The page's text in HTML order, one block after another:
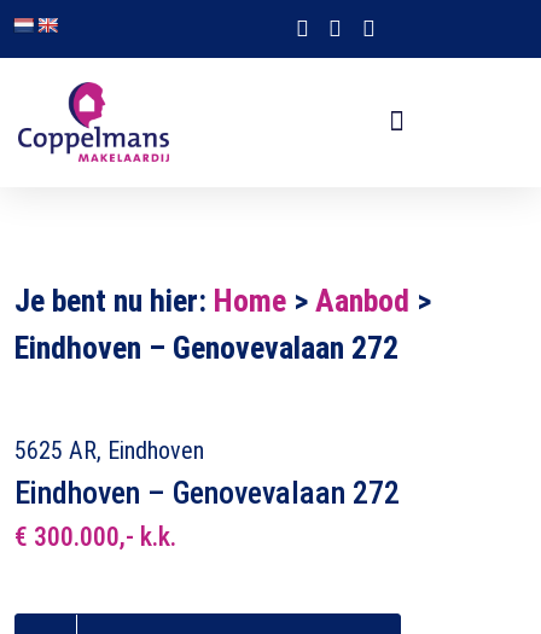
Je bent nu hier: Home > Aanbod >
Eindhoven – Genovevalaan 272
5625 AR, Eindhoven
Eindhoven – Genovevalaan 272
€ 300.000,- k.k.